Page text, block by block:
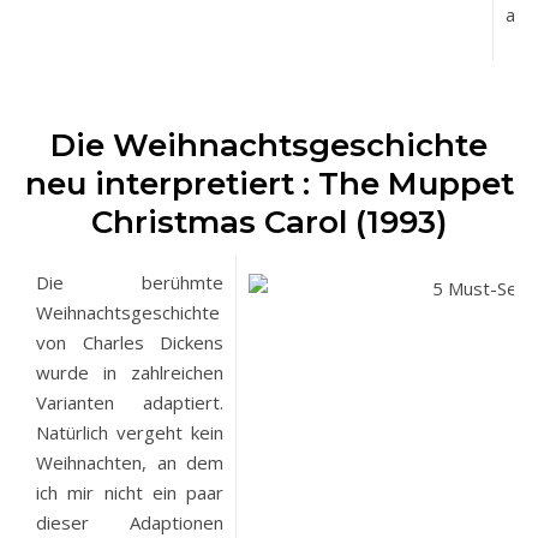
als
Die Weihnachtsgeschichte
neu interpretiert : The Muppet
Christmas Carol (1993)
Die berühmte
Weihnachtsgeschichte
von Charles Dickens
wurde in zahlreichen
Varianten adaptiert.
Natürlich vergeht kein
Weihnachten, an dem
ich mir nicht ein paar
dieser Adaptionen